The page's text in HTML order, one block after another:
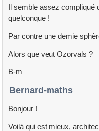
Il semble assez compliqué
quelconque !
Par contre une demie
Alors que veut Ozorvals ?
B-m
Bernard-maths
Bonjour !
Voilà qui est mieux,